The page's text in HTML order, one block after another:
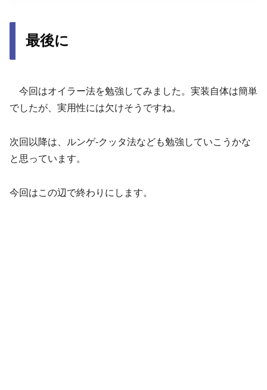
最後に
今回はオイラー法を勉強してみました。実装自体は簡単
でしたが、実用性には欠けそうですね。
次回以降は、ルンゲ-クッタ法なども勉強していこうかな
と思っています。
今回はこの辺で終わりにします。